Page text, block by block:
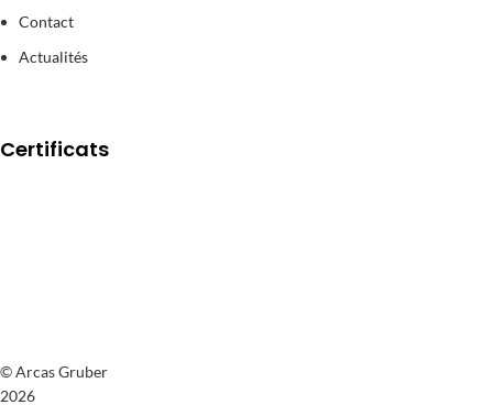
Contact
Actualités
Certificats
© Arcas Gruber
2026